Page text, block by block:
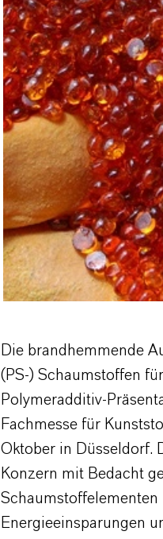
Die brandhemmende
(PS-) Schaumstoffen
Polymeradditiv-
Fachmesse für
Oktober in Düsseldorf.
Konzern mit Bedacht
Energieeinsparungen